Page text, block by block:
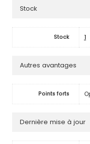
Stock
Stock 1
Autres avantages
Points forts
Dernière mise à jour